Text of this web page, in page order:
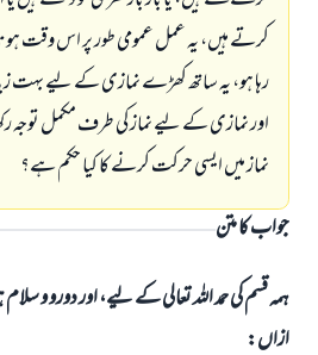
کرتے ہیں، یہ عمل عمومی طور پر اس وقت
رہا ہو، یہ ساتھ کھڑے نمازی کے لیے بہت
اور نمازی کے لیے نماز کی طرف مکمل توجہ
نماز میں ایسی حرکت کرنے کا کیا حکم ہے؟
جواب کا متن
ہمہ قسم کی حمد اللہ تعالی کے لیے، اور دورو و
ازاں: